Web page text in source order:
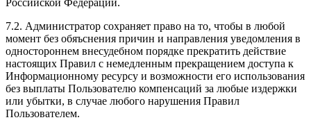
7.2. Администратор сохраняет право на то, чтобы в любой
момент без обяъснения причин и направления уведомления в
одностороннем внесудебном порядке прекратить действие
настоящих Правил с немедленным прекращением доступа к
Информационному ресурсу и возможности его использования
без выплаты Пользователю компенсаций за любые издержки
или убытки, в случае любого нарушения Правил
Пользователем.